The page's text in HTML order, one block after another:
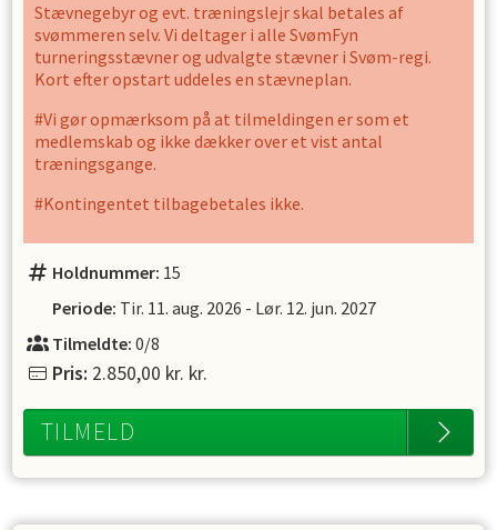
Stævnegebyr og evt. træningslejr skal betales af
svømmeren selv. Vi deltager i alle SvømFyn
turneringsstævner og udvalgte stævner i Svøm-regi.
Kort efter opstart uddeles en stævneplan.
#Vi gør opmærksom på at tilmeldingen er som et
medlemskab og ikke dækker over et vist antal
træningsgange.
#Kontingentet tilbagebetales ikke.
Holdnummer: 15
Periode: Tir. 11. aug. 2026 - Lør. 12. jun. 2027
Tilmeldte: 0/8
Pris: 2.850,00 kr. kr.
TILMELD